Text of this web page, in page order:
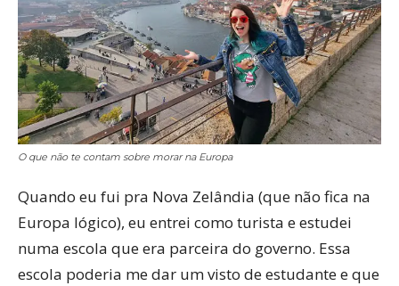
O que não te contam sobre morar na Europa
Quando eu fui pra Nova Zelândia (que não fica na
Europa lógico), eu entrei como turista e estudei
numa escola que era parceira do governo. Essa
escola poderia me dar um visto de estudante e que